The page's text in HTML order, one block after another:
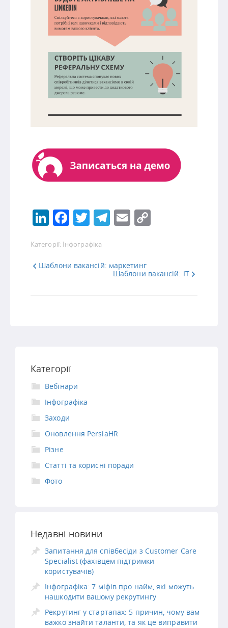
LinkedIn
Facebook
Twitter
Telegram
Email
Категорії: Інфографіка
Шаблони вакансій: маркетинг
Шаблони вакансій: IT
Категорії
Вебінари
Інфографіка
Заходи
Оновлення PersiaHR
Різне
Статті та корисні поради
Фото
Недавні новини
Запитання для співбесіди з Customer Care
Specialist (фахівцем підтримки
користувачів)
Інфографіка: 7 міфів про найм, які можуть
нашкодити вашому рекрутингу
Рекрутинг у стартапах: 5 причин, чому вам
важко знайти таланти, та як це виправити